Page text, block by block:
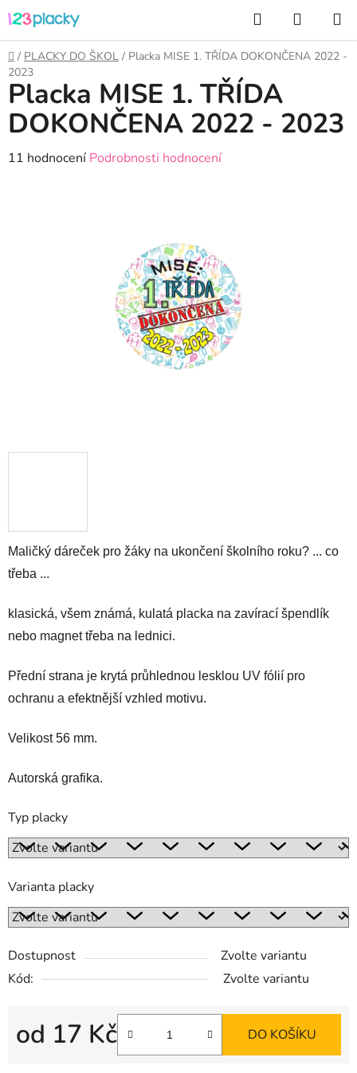
na
obsah
Hledat
KOŠÍK
Domů
/ PLACKY DO ŠKOL / Placka MISE 1. TŘÍDA DOKONČENA 2022 -
2023
Maličký dáreček pro žáky na ukončení školního roku? ... co
třeba ...
klasická, všem známá, kulatá placka na zavírací špendlík
nebo magnet třeba na lednici.
Přední strana je krytá průhlednou lesklou UV fólií pro
ochranu a efektnější vzhled motivu.
Velikost 56 mm.
Autorská grafika.
Typ placky
Varianta placky
Dostupnost
Zvolte variantu
Kód:
Zvolte variantu
od 17 Kč DO KOŠÍKU
Placka MISE 1. TŘÍDA
DOKONČENA 2022 - 2023
Průměrné
11 hodnocení Podrobnosti hodnocení